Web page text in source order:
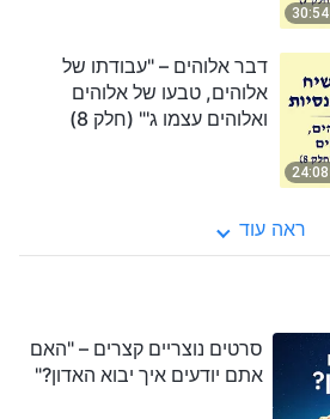
30:54
24:08
דבר אלוהים – "עבודתו של
אלוהים, טבעו של אלוהים
ואלוהים עצמו ג'" (חלק 8)
ראה עוד
סרטים נוצריים קצרים – "האם
אתם יודעים איך יבוא האדון?"